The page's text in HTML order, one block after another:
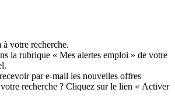
votre recherche.
la rubrique « Mes alertes emploi » de votre
par e-mail les nouvelles offres
recherche ? Cliquez sur le lien « Activer